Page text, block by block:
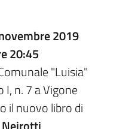
2019
20:45
"Luisia"
n. 7 a Vigone
il nuovo libro di